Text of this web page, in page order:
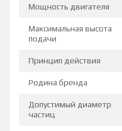
Мощность двигателя
Максимальная высота
подачи
Принцип действия
Родина бренда
Допустимый диаметр
частиц